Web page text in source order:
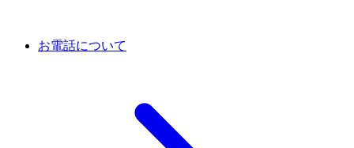
お電話について